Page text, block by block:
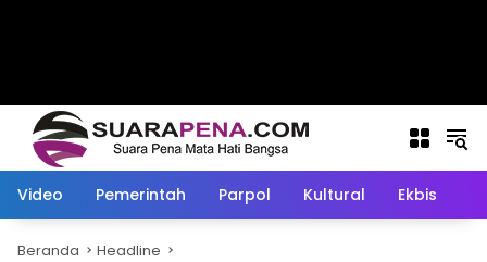
Video Pemerintah Parpol Kultural Ekbis
Beranda Headline